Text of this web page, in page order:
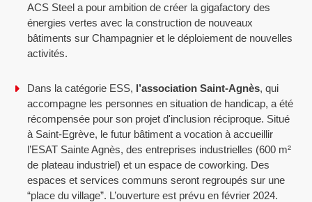
ACS Steel a pour ambition de créer la gigafactory des
énergies vertes avec la construction de nouveaux
bâtiments sur Champagnier et le déploiement de nouvelles
activités.
Dans la catégorie ESS, l’association Saint-Agnès, qui
accompagne les personnes en situation de handicap, a été
récompensée pour son projet d'inclusion réciproque. Situé
à Saint-Egrève, le futur bâtiment a vocation à accueillir
l’ESAT Sainte Agnès, des entreprises industrielles (600 m²
de plateau industriel) et un espace de coworking. Des
espaces et services communs seront regroupés sur une
“place du village”. L’ouverture est prévu en février 2024.